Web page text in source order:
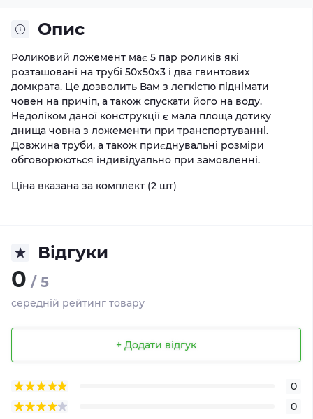
Опис
Роликовий ложемент має 5 пар роликів які
розташовані на трубі 50х50х3 і два гвинтових
домкрата. Це дозволить Вам з легкістю піднімати
човен на причіп, а також спускати його на воду.
Недоліком даної конструкції є мала площа дотику
днища човна з ложементи при транспортуванні.
Довжина труби, а також приєднувальні розміри
обговорюються індивідуально при замовленні.
Ціна вказана за комплект (2 шт)
Відгуки
0 / 5
середній рейтинг товару
+ Додати відгук
0
0